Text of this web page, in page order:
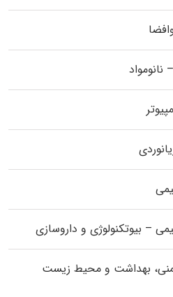
نانومواد
– بیوتکنولوژی و داروسازی
بهداشت و محیط زیست